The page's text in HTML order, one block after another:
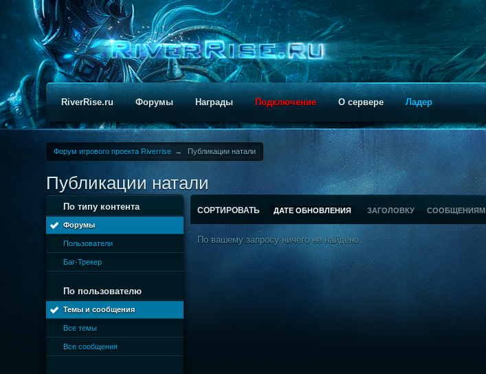
RiverRise.ru Форумы Награды Подключение О сервере Ладер
Форум игрового проекта Riverrise → Публикации натали
Публикации натали
По типу контента
Форумы
Пользователи
Баг-Трекер
По пользователю
Темы и сообщения
Все темы
Все сообщения
СОРТИРОВАТЬ ДАТЕ ОБНОВЛЕНИЯ ЗАГОЛОВКУ СООБЩЕНИЯМ
По вашему запросу ничего не найдено.